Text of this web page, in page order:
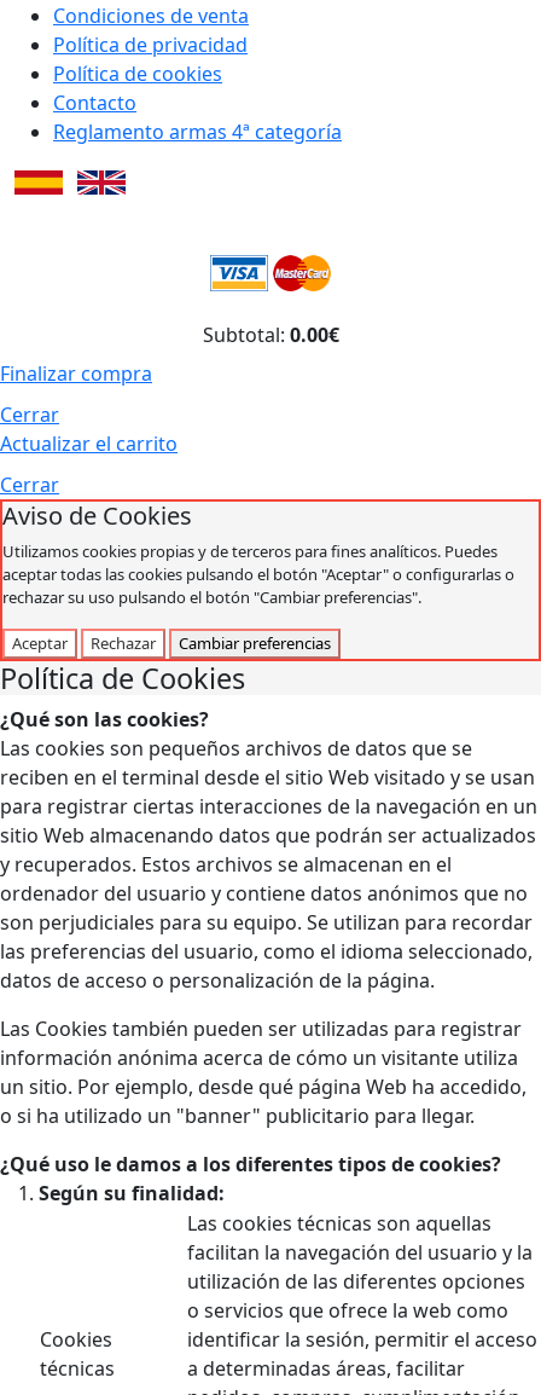
Condiciones de venta
Política de privacidad
Política de cookies
Contacto
Reglamento armas 4ª categoría
Subtotal: 0.00€
Finalizar compra
Cerrar
Actualizar el carrito
Cerrar
Aviso de Cookies
Utilizamos cookies propias y de terceros para fines analíticos. Puedes
aceptar todas las cookies pulsando el botón "Aceptar" o configurarlas o
rechazar su uso pulsando el botón "Cambiar preferencias".
Aceptar Rechazar Cambiar preferencias
Política de Cookies
¿Qué son las cookies?
Las cookies son pequeños archivos de datos que se
reciben en el terminal desde el sitio Web visitado y se usan
para registrar ciertas interacciones de la navegación en un
sitio Web almacenando datos que podrán ser actualizados
y recuperados. Estos archivos se almacenan en el
ordenador del usuario y contiene datos anónimos que no
son perjudiciales para su equipo. Se utilizan para recordar
las preferencias del usuario, como el idioma seleccionado,
datos de acceso o personalización de la página.
Las Cookies también pueden ser utilizadas para registrar
información anónima acerca de cómo un visitante utiliza
un sitio. Por ejemplo, desde qué página Web ha accedido,
o si ha utilizado un "banner" publicitario para llegar.
¿Qué uso le damos a los diferentes tipos de cookies?
Según su finalidad:
Cookies
técnicas
Las cookies técnicas son aquellas
facilitan la navegación del usuario y la
utilización de las diferentes opciones
o servicios que ofrece la web como
identificar la sesión, permitir el acceso
a determinadas áreas, facilitar